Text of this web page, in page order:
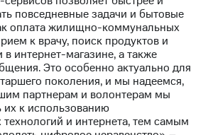
повседневные задачи и бытовые
оплата жилищно-коммунальных
к врачу, поиск продуктов и
в интернет-магазине, а также
Это особенно актуально для
поколения, и мы надеемся,
партнерам и волонтерам мы
к использованию
и интернета, тем самым